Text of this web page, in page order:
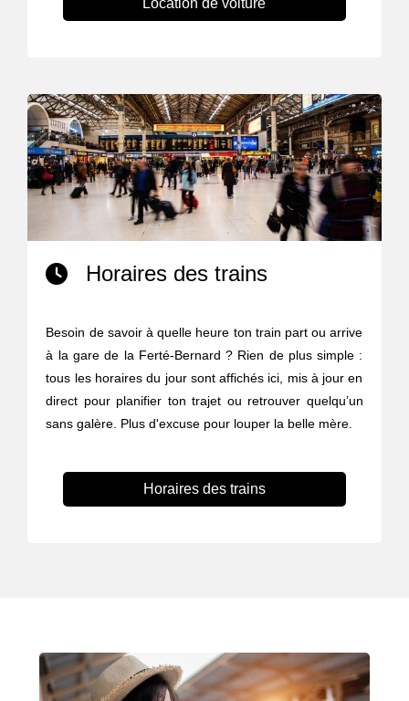
Location de voiture
Horaires des trains
Besoin de savoir à quelle heure ton train part ou arrive
à la gare de la Ferté-Bernard ? Rien de plus simple :
tous les horaires du jour sont affichés ici, mis à jour en
direct pour planifier ton trajet ou retrouver quelqu’un
sans galère. Plus d'excuse pour louper la belle mère.
Horaires des trains